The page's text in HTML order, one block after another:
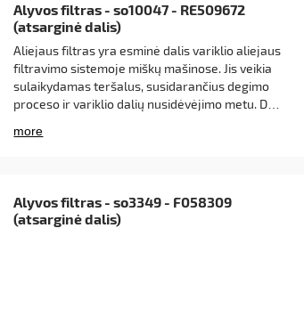
Alyvos filtras - so10047 - RE509672
(atsarginė dalis)
Aliejaus filtras yra esminė dalis variklio aliejaus
filtravimo sistemoje miškų mašinose. Jis veikia
sulaikydamas teršalus, susidarančius degimo
proceso ir variklio dalių nusidėvėjimo metu. Dėl
geresnio variklio našumo ir patikimumo, todėl
Alyvos filtras - so3349 - F058309
(atsarginė dalis)